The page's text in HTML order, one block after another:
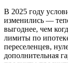
В 2025 году
изменились —
выгоднее, чем
лимиты по
переселенцев,
дополнительная